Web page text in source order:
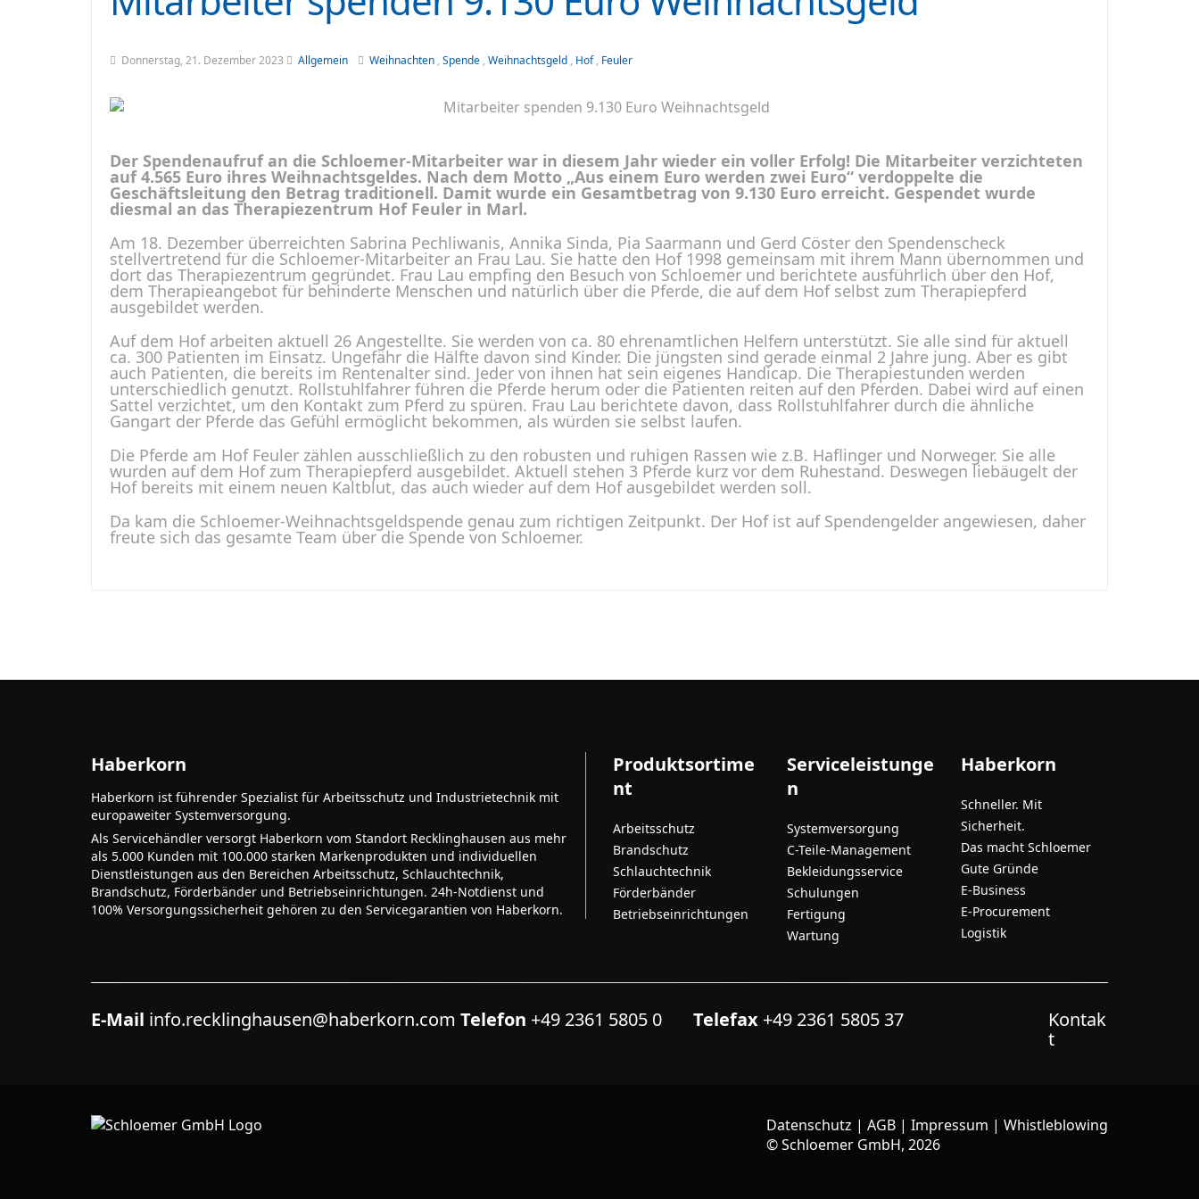
Donnerstag, 21. Dezember 2023 Allgemein Weihnachten , Spende , Weihnachtsgeld , Hof, Feuler
Der Spendenaufruf an die Schloemer-Mitarbeiter war in diesem Jahr wieder ein voller Erfolg! Die Mitarbeiter verzichteten
auf 4.565 Euro ihres Weihnachtsgeldes. Nach dem Motto „Aus einem Euro werden zwei Euro“ verdoppelte die
Geschäftsleitung den Betrag traditionell. Damit wurde ein Gesamtbetrag von 9.130 Euro erreicht. Gespendet wurde
diesmal an das Therapiezentrum Hof Feuler in Marl.
Am 18. Dezember überreichten Sabrina Pechliwanis, Annika Sinda, Pia Saarmann und Gerd Cöster den Spendenscheck
stellvertretend für die Schloemer-Mitarbeiter an Frau Lau. Sie hatte den Hof 1998 gemeinsam mit ihrem Mann übernommen und
dort das Therapiezentrum gegründet. Frau Lau empfing den Besuch von Schloemer und berichtete ausführlich über den Hof,
dem Therapieangebot für behinderte Menschen und natürlich über die Pferde, die auf dem Hof selbst zum Therapiepferd
ausgebildet werden.
Auf dem Hof arbeiten aktuell 26 Angestellte. Sie werden von ca. 80 ehrenamtlichen Helfern unterstützt. Sie alle sind für aktuell
ca. 300 Patienten im Einsatz. Ungefähr die Hälfte davon sind Kinder. Die jüngsten sind gerade einmal 2 Jahre jung. Aber es gibt
auch Patienten, die bereits im Rentenalter sind. Jeder von ihnen hat sein eigenes Handicap. Die Therapiestunden werden
unterschiedlich genutzt. Rollstuhlfahrer führen die Pferde herum oder die Patienten reiten auf den Pferden. Dabei wird auf einen
Sattel verzichtet, um den Kontakt zum Pferd zu spüren. Frau Lau berichtete davon, dass Rollstuhlfahrer durch die ähnliche
Gangart der Pferde das Gefühl ermöglicht bekommen, als würden sie selbst laufen.
Die Pferde am Hof Feuler zählen ausschließlich zu den robusten und ruhigen Rassen wie z.B. Haflinger und Norweger. Sie alle
wurden auf dem Hof zum Therapiepferd ausgebildet. Aktuell stehen 3 Pferde kurz vor dem Ruhestand. Deswegen liebäugelt der
Hof bereits mit einem neuen Kaltblut, das auch wieder auf dem Hof ausgebildet werden soll.
Da kam die Schloemer-Weihnachtsgeldspende genau zum richtigen Zeitpunkt. Der Hof ist auf Spendengelder angewiesen, daher
freute sich das gesamte Team über die Spende von Schloemer.
Haberkorn
Haberkorn ist führender Spezialist für Arbeitsschutz und Industrietechnik mit
europaweiter Systemversorgung.
Als Servicehändler versorgt Haberkorn vom Standort Recklinghausen aus mehr
als 5.000 Kunden mit 100.000 starken Markenprodukten und individuellen
Dienstleistungen aus den Bereichen Arbeitsschutz, Schlauchtechnik,
Brandschutz, Förderbänder und Betriebseinrichtungen. 24h-Notdienst und
100% Versorgungssicherheit gehören zu den Servicegarantien von Haberkorn.
Produktsortime
nt
Arbeitsschutz
Brandschutz
Schlauchtechnik
Förderbänder
Betriebseinrichtungen
Serviceleistunge
n
Systemversorgung
C-Teile-Management
Bekleidungsservice
Schulungen
Fertigung
Wartung
Haberkorn
Schneller. Mit
Sicherheit.
Das macht Schloemer
Gute Gründe
E-Business
E-Procurement
Logistik
E-Mail info.recklinghausen@haberkorn.com Telefon +49 2361 5805 0 Telefax +49 2361 5805 37
Kontak
t
Datenschutz | AGB | Impressum | Whistleblowing
©Schloemer GmbH, 2026